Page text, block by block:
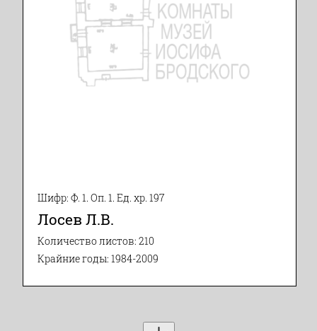
Шифр: Ф. 1. Оп. 1. Ед. хр. 197
Лосев Л.В.
Количество листов: 210
Крайние годы: 1984-2009